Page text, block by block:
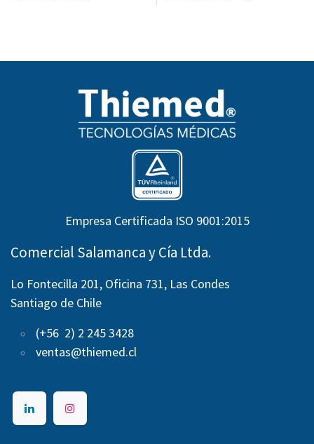
Empresa Certificada ISO 9001:2015
Comercial Salamanca y Cía Ltda.
Lo Fontecilla 201, Oficina 731, Las Condes
Santiago de Chile
(+56 2) 2 245 3428
ventas@thiemed.cl